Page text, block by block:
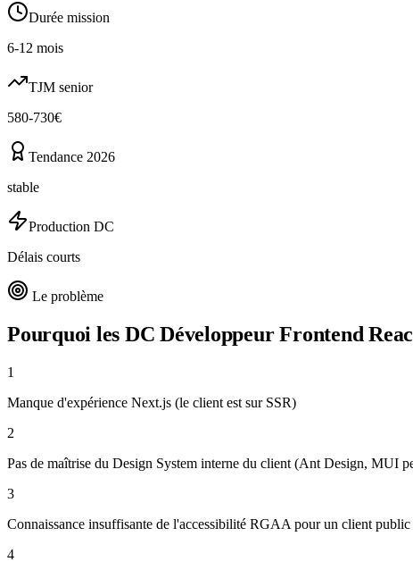
Durée mission
6-12 mois
TJM senior
580-730€
Tendance 2026
stable
Production DC
Délais courts
Le problème
Pourquoi les DCDéveloppeur Frontend
1
Manque d'expérience Next.js (le client est sur SSR)
2
Pas de maîtrise du Design System interne du client (Ant Design, MUI
3
Connaissance insuffisante de l'accessibilité RGAA pour un client public
4